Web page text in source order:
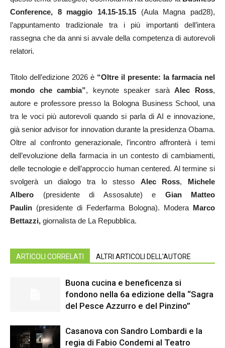
Conference, 8 maggio 14.15-15.15 (Aula Magna pad28),
l’appuntamento tradizionale tra i più importanti dell’intera
rassegna che da anni si avvale della competenza di autorevoli
relatori.
Titolo dell’edizione 2026 è “Oltre il presente: la farmacia nel
mondo che cambia”, keynote speaker saràAlec Ross,
autore e professore presso la Bologna Business School, una
tra le voci più autorevoli quando si parla di AI e innovazione,
già senior advisor for innovation durante la presidenza Obama.
Oltre al confronto generazionale, l’incontro affronterà i temi
dell’evoluzione della farmacia in un contesto di cambiamenti,
delle tecnologie e dell’approccio human centered. Al termine si
svolgerà un dialogo tra lo stesso Alec Ross, Michele
Albero (presidente di Assosalute) e Gian Matteo
Paulin (presidente di Federfarma Bologna). Modera Marco
Bettazzi, giornalista de La Repubblica.
ARTICOLI CORRELATI ALTRI ARTICOLI DELL'AUTORE
Buona cucina e beneficenza si
fondono nella 6a edizione della “Sagra
del Pesce Azzurro e del Pinzino”
Casanova con Sandro Lombardi e la
regia di Fabio Condemi al Teatro